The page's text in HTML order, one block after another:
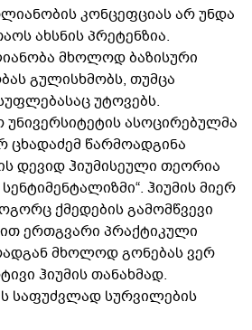
კონცეფციას არ უნდა
ახსნის პრეტენზია.
მხოლოდ ბაზისური
გულისხმობს, თუმცა
უტოვებს.
ასოცირებულმა
წარმოადგინა
დევიდ ჰიუმისეული თეორია
ჰიუმის მიერ
ქმედების გამომწვევი
ერთგვარი პრაქტიკული
მხოლოდ გონებას ვერ
ჰიუმის თანახმად.
საფუძვლად სურვილების